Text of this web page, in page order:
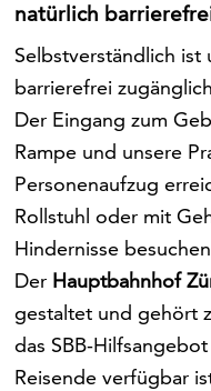
natürlich
Selbstverständlich ist
barrierefrei
Der Eingang zum
Rampe und unsere
Personenaufzug
Rollstuhl oder mit
Hindernisse
Der Hauptbahnhof
gestaltet und gehört
das SBB-
Reisende verfügbar